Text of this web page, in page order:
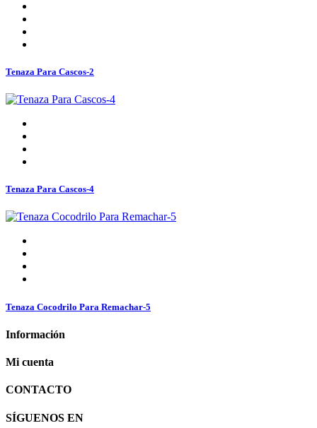
Tenaza Para Cascos-2
Tenaza Para Cascos-4
Tenaza Cocodrilo Para Remachar-5
Información
Mi cuenta
CONTACTO
SÍGUENOS EN